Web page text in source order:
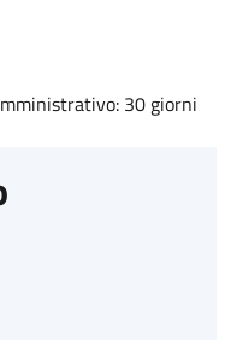
30 giorni